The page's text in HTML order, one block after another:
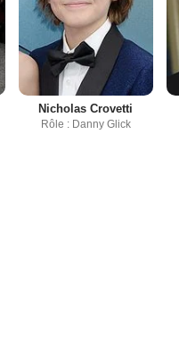
Nicholas Crovetti
Rôle : Danny Glick